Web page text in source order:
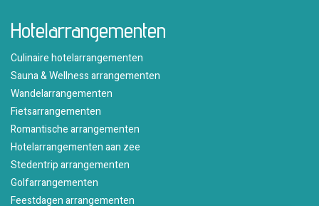
Hotelarrangementen
Culinaire hotelarrangementen
Sauna & Wellness arrangementen
Wandelarrangementen
Fietsarrangementen
Romantische arrangementen
Hotelarrangementen aan zee
Stedentrip arrangementen
Golfarrangementen
Feestdagen arrangementen